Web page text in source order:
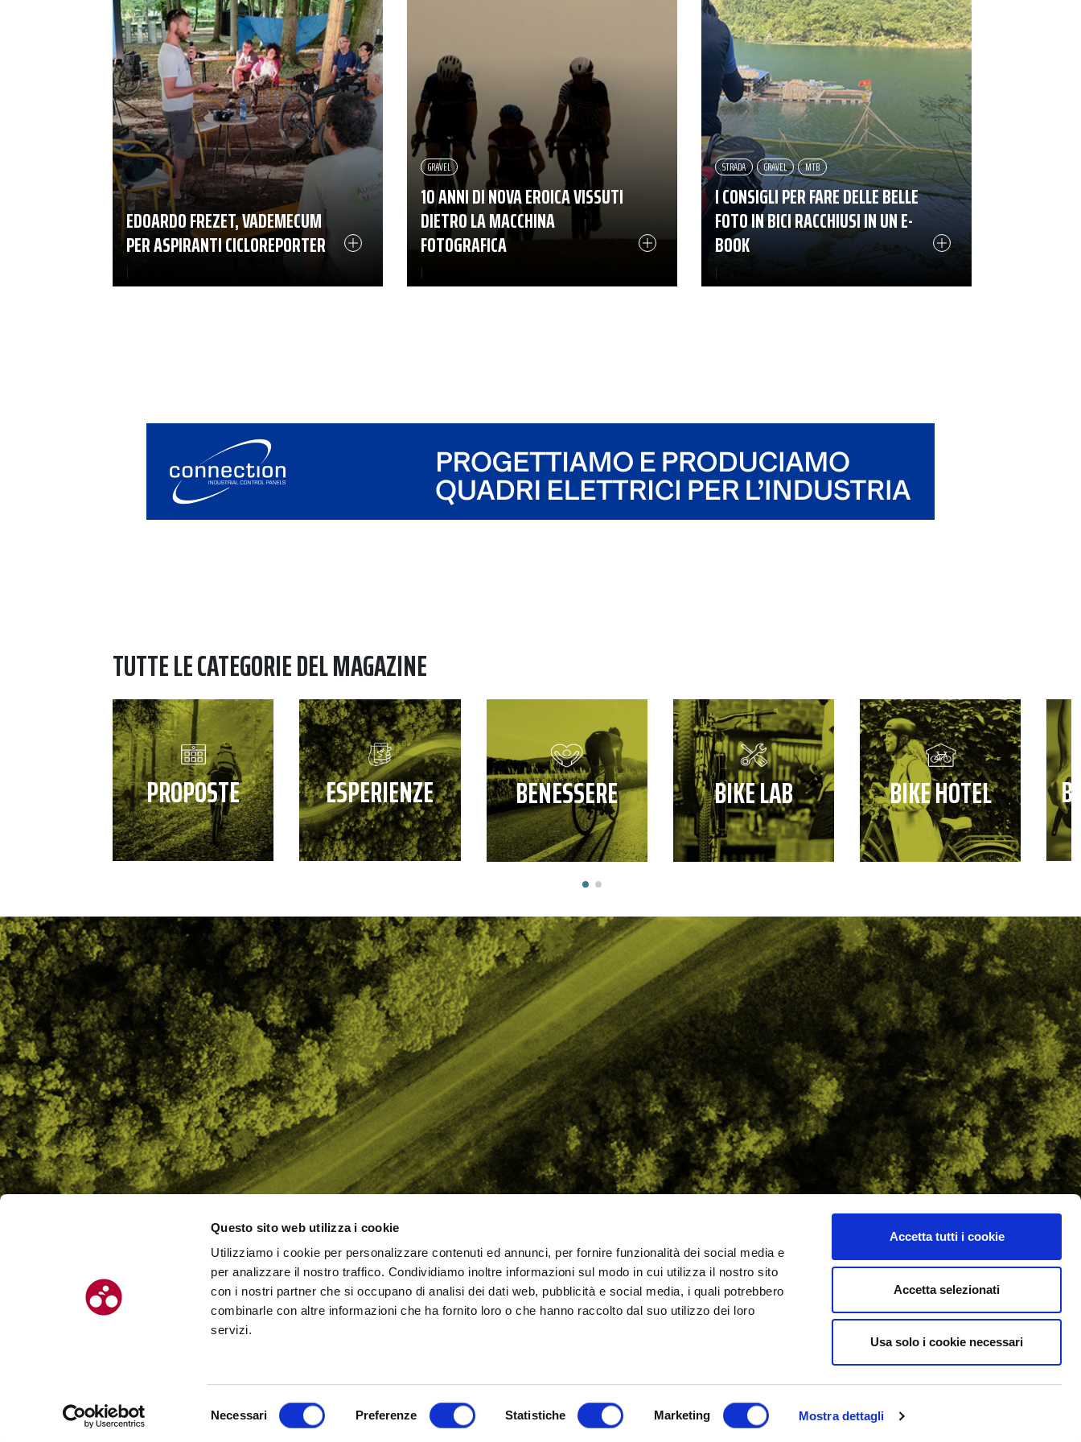
Questo sito web utilizza i cookie
Utilizziamo i cookie per personalizzare contenuti ed annunci, per fornire funzionalità dei social media e
per analizzare il nostro traffico. Condividiamo inoltre informazioni sul modo in cui utilizza il nostro sito
con i nostri partner che si occupano di analisi dei dati web, pubblicità e social media, i quali potrebbero
combinarle con altre informazioni che ha fornito loro o che hanno raccolto dal suo utilizzo dei loro
servizi.
Necessari Preferenze Statistiche Marketing Mostra dettagli
Accetta tutti i cookie
Accetta selezionati
Usa solo i cookie necessari
EDOARDO FREZET, VADEMECUM
PER ASPIRANTI CICLOREPORTER
10 ANNI DI NOVA EROICA VISSUTI
DIETRO LA MACCHINA
FOTOGRAFICA
GRAVEL
I CONSIGLI PER FARE DELLE BELLE
FOTO IN BICI RACCHIUSI IN UN E-
BOOK
STRADA GRAVEL MTB
TUTTE LE CATEGORIE DEL MAGAZINE
PROPOSTE ESPERIENZE BENESSERE BIKE LAB BIKE HOTEL
CHI SIAMO
CONTATTI
STRADA
GRAVEL
URBAN
PROPOSTE
ESPERIENZE
BENESSERE
BIKE LAB
BIKE HOTEL
BIKE ECONOMY
Chilometro 162 srl
bici.PRO
© Chilometro 162 srl – P.I. 04522410408 – Via Soardi 5, 47921 – Rimini (RN)
Realizzato da SUNTIMES
Cookie Policy Privacy Policy